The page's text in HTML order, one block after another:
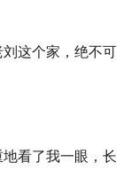
这个家，绝不可
看了我一眼，长